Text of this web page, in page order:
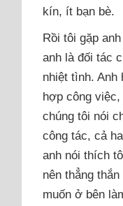
kín, ít bạn bè.
Rồi tôi gặp
anh là đối tác
nhiệt tình. Anh
hợp công việc,
chúng tôi nói
công tác, cả
anh nói thích
nên thẳng
muốn ở bên